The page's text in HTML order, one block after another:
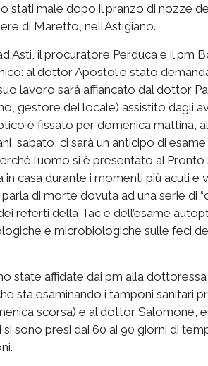
stati male dopo il pranzo di nozze
di Maretto, nell’Astigiano.
Asti, il procuratore Perduca e il pm
al dottor Apostol è stato
lavoro sarà affiancato dal dottor
gestore del locale) assistito dagli
è fissato per domenica mattina,
sabato, ci sarà un anticipo di esame
l’uomo si è presentato al
casa durante i momenti più acuti e
di morte dovuta ad una serie di
referti della Tac e dell’esame
e microbiologiche sulle feci
state affidate dai pm alla dottoressa
sta esaminando i tamponi sanitari
scorsa) e al dottor Salomone,
sono presi dai 60 ai 90 giorni di